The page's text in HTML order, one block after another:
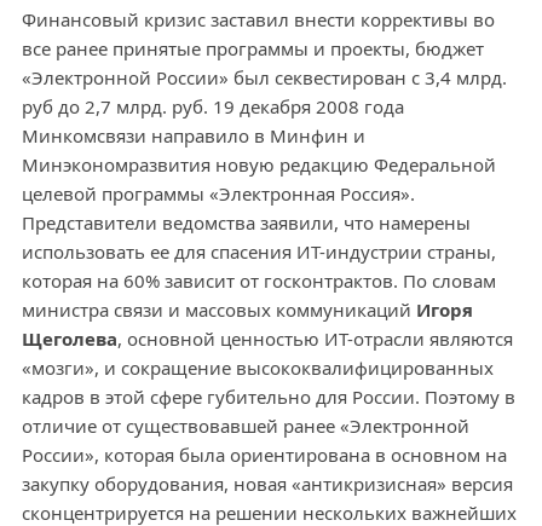
Финансовый кризис заставил внести коррективы во
все ранее принятые программы и проекты, бюджет
«Электронной России» был секвестирован с 3,4 млрд.
руб до 2,7 млрд. руб. 19 декабря 2008 года
Минкомсвязи направило в Минфин и
Минэкономразвития новую редакцию Федеральной
целевой программы «Электронная Россия».
Представители ведомства заявили, что намерены
использовать ее для спасения ИТ-индустрии страны,
которая на 60% зависит от госконтрактов. По словам
министра связи и массовых коммуникаций Игоря
Щеголева, основной ценностью ИТ-отрасли являются
«мозги», и сокращение высококвалифицированных
кадров в этой сфере губительно для России. Поэтому в
отличие от существовавшей ранее «Электронной
России», которая была ориентирована в основном на
закупку оборудования, новая «антикризисная» версия
сконцентрируется на решении нескольких важнейших